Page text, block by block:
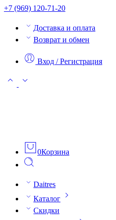
+7 (969) 120-71-20
Доставка и оплата
Возврат и обмен
Вход / Регистрация
0Корзина
Daitres
Каталог
Скидки